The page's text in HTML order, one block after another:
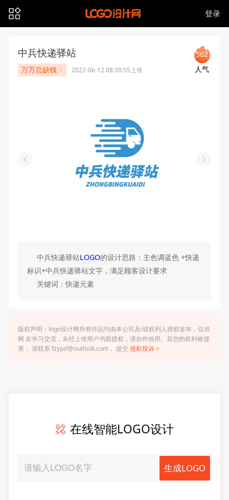
登录
中兵快递驿站
万万总缺钱 2022-06-12 08:30:55上传
562
人气
中兵快递驿站LOGO的设计思路：主色调蓝色 +快递
标识+中兵快递驿站文字，满足顾客设计要求
关键词：快递元素
版权声明：logo设计网所有作品均由本公司及/或权利人授权发布，仅供
网 友学习交流，未经上传用户书面授权，请勿作他用。若您的权利被侵
害， 请联系 fzypzl@outlook.com， 提交 侵权投诉 >
在线智能LOGO设计
生成LOGO